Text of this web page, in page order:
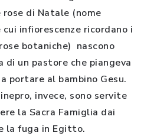
di Natale (nome
infiorescenze ricordano i
botaniche) nascono
un pastore che piangeva
portare al bambino Gesu.
invece, sono servite
la Sacra Famiglia dai
la fuga in Egitto.